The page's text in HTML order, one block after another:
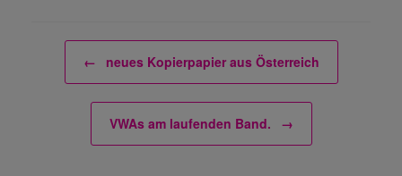
← neues Kopierpapier aus Österreich
VWAs am laufenden Band. →